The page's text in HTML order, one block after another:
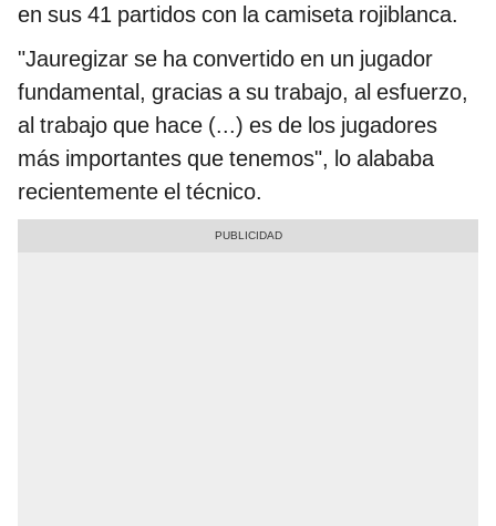
en sus 41 partidos con la camiseta rojiblanca.
"Jauregizar se ha convertido en un jugador
fundamental, gracias a su trabajo, al esfuerzo,
al trabajo que hace (...) es de los jugadores
más importantes que tenemos", lo alababa
recientemente el técnico.